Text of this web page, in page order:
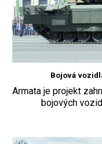
Bojová
Armata je projekt
bojových